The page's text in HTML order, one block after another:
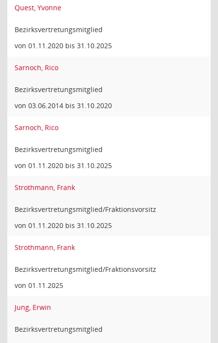
Quest, Yvonne
Bezirksvertretungsmitglied
von 01.11.2020 bis 31.10.2025
Sarnoch, Rico
Bezirksvertretungsmitglied
von 03.06.2014 bis 31.10.2020
Sarnoch, Rico
Bezirksvertretungsmitglied
von 01.11.2020 bis 31.10.2025
Strothmann, Frank
Bezirksvertretungsmitglied/Fraktionsvorsitz
von 01.11.2020 bis 31.10.2025
Strothmann, Frank
Bezirksvertretungsmitglied/Fraktionsvorsitz
von 01.11.2025
Jung, Erwin
Bezirksvertretungsmitglied